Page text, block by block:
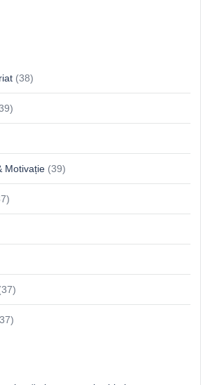
(38)
Motivație (39)